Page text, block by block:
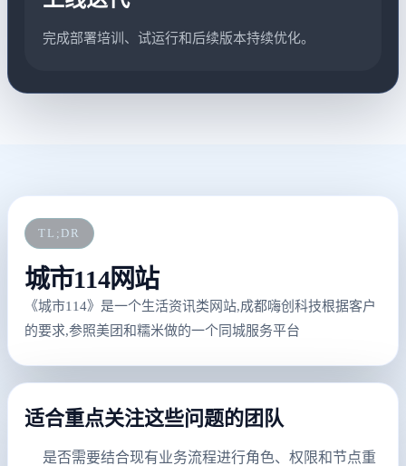
完成部署培训、试运行和后续版本持续优化。
TL;DR
城市114网站
《城市114》是一个生活资讯类网站,成都嗨创科技根据客户
的要求,参照美团和糯米做的一个同城服务平台
适合重点关注这些问题的团队
是否需要结合现有业务流程进行角色、权限和节点重